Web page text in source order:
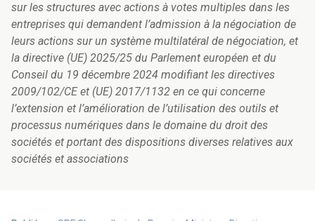
sur les structures avec actions à votes multiples dans les
entreprises qui demandent l’admission à la négociation de
leurs actions sur un système multilatéral de négociation, et
la directive (UE) 2025/25 du Parlement européen et du
Conseil du 19 décembre 2024 modifiant les directives
2009/102/CE et (UE) 2017/1132 en ce qui concerne
l’extension et l’amélioration de l’utilisation des outils et
processus numériques dans le domaine du droit des
sociétés et portant des dispositions diverses relatives aux
sociétés et associations